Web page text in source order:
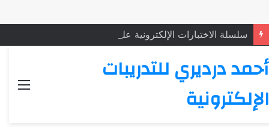
أحمد درديري للتدريبات
الإلكترونية